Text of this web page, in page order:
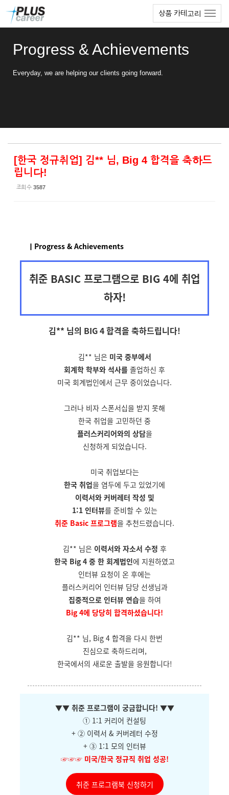
상품 카테고리
Progress & Achievements
Everyday, we are helping our clients going forward.
[한국 정규취업] 김** 님, Big 4 합격을 축하드
립니다!
조회 수 3587
ㅣProgress & Achievements
취준 BASIC 프로그램으로 BIG 4에 취업
하자!
김** 님의 BIG 4 합격을 축하드립니다!
김** 님은 미국 중부에서
회계학 학부와 석사를 졸업하신 후
미국 회계법인에서 근무 중이었습니다.
그러나 비자 스폰서십을 받지 못해
한국 취업을 고민하던 중
플러스커리어와의 상담을
신청하게 되었습니다.
미국 취업보다는
한국 취업을 염두에 두고 있었기에
이력서와 커버레터 작성 및
1:1 인터뷰를 준비할 수 있는
취준 Basic 프로그램을 추천드렸습니다.
김** 님은 이력서와 자소서 수정 후
한국 Big 4 중 한 회계법인에 지원하였고
인터뷰 요청이 온 후에는
플러스커리어 인터뷰 담당 선생님과
집중적으로 인터뷰 연습을 하여
Big 4에 당당히 합격하셨습니다!
김** 님, Big 4 합격을 다시 한번
진심으로 축하드리며,
한국에서의 새로운 출발을 응원합니다!
▼▼ 취준 프로그램이 궁금합니다! ▼▼
① 1:1 커리어 컨설팅
+ ② 이력서 & 커버레터 수정
+ ③ 1:1 모의 인터뷰
☞☞☞ 미국/한국 정규직 취업 성공!
취준 프로그램북 신청하기